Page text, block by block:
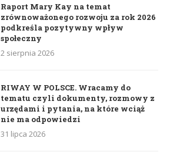
Raport Mary Kay na temat
zrównoważonego rozwoju za rok 2026
podkreśla pozytywny wpływ
społeczny
2 sierpnia 2026
RIWAY W POLSCE. Wracamy do
tematu czyli dokumenty, rozmowy z
urzędami i pytania, na które wciąż
nie ma odpowiedzi
31 lipca 2026